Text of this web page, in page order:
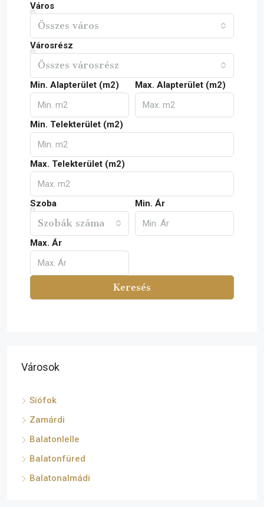
Város
Összes város
Városrész
Összes városrész
Min. Alapterület (m2) Max. Alapterület (m2)
Min. Telekterület (m2)
Max. Telekterület (m2)
Szoba
Szobák száma
Min. Ár
Max. Ár
Keresés
Városok
Siófok
Zamárdi
Balatonlelle
Balatonfüred
Balatonalmádi